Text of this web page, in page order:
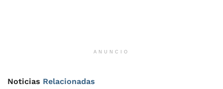
ANUNCIO
Noticias Relacionadas